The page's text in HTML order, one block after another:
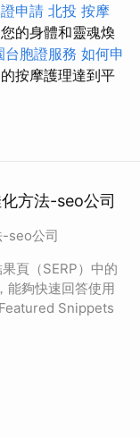
申請 北投 按摩
的身體和靈魂煥
台胞證服務 如何申
按摩護理達到平
方法-seo公司
seo公司
頁（SERP）中的
能夠快速回答使用
Snippets